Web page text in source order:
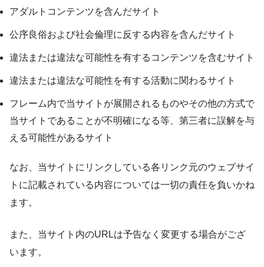
アダルトコンテンツを含んだサイト
公序良俗および社会倫理に反する内容を含んだサイト
違法または違法な可能性を有するコンテンツを含むサイト
違法または違法な可能性を有する活動に関わるサイト
フレーム内で当サイトが展開されるものやその他の方式で
当サイトであることが不明確になる等、第三者に誤解を与
える可能性があるサイト
なお、当サイトにリンクしている各リンク元のウェブサイ
トに記載されている内容については一切の責任を負いかね
ます。
また、当サイト内のURLは予告なく変更する場合がござ
います。